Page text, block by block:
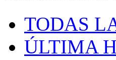
TODAS
ÚLTIMA